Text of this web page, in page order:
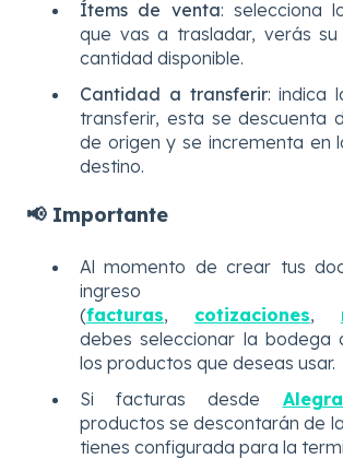
Ítems de venta: selecciona
que vas a trasladar, verás
cantidad disponible.
Cantidad a transferir: indica
transferir, esta se descuenta
de origen y se incrementa en
destino.
📢 Importante
Al momento de crear tus
ingreso
(facturas, cotizaciones,
debes seleccionar la bodega
los productos que deseas usar.
Si facturas desde
productos se descontarán de
tienes configurada para la